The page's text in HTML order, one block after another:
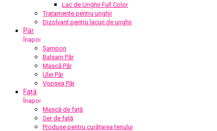
Lac de Unghii Full Color
Tratamente pentru unghii
Dizolvant pentru lacuri de unghii
Păr
Înapoi
Șampon
Balsam Păr
Mască Păr
Ulei Păr
Vopsea Păr
Față
Înapoi
Mască de față
Ser de față
Produse pentru curățarea tenului